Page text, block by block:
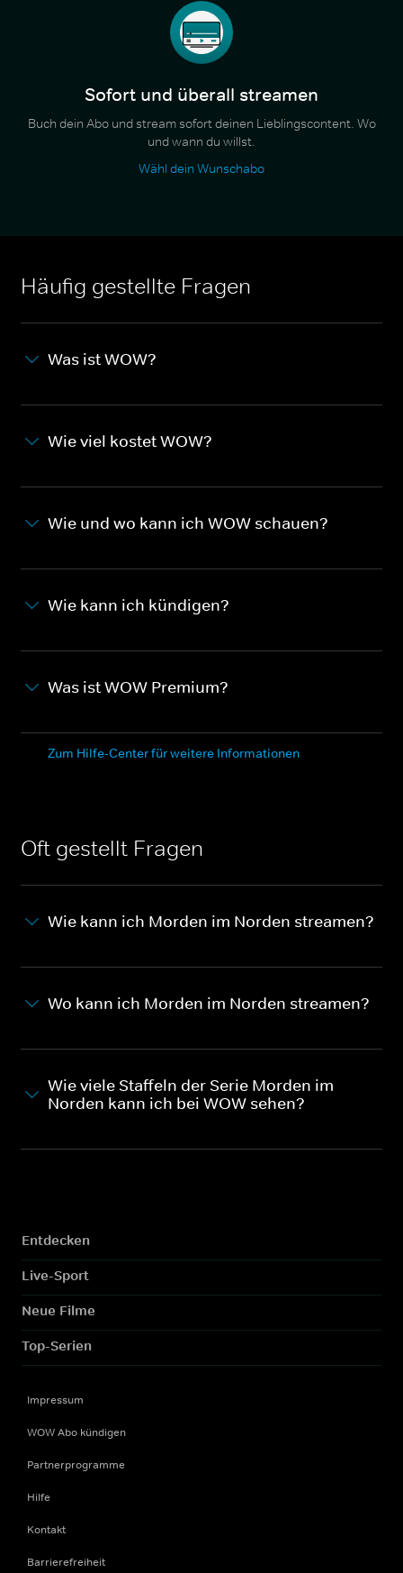
Sofort und überall streamen
Buch dein Abo und stream sofort deinen Lieblingscontent. Wo
und wann du willst.
Wähl dein Wunschabo
Häufig gestellte Fragen
Was ist WOW?
Wie viel kostet WOW?
Wie und wo kann ich WOW schauen?
Wie kann ich kündigen?
Was ist WOW Premium?
Zum Hilfe-Center für weitere Informationen
Oft gestellt Fragen
Wie kann ich Morden im Norden streamen?
Wo kann ich Morden im Norden streamen?
Wie viele Staffeln der Serie Morden im
Norden kann ich bei WOW sehen?
Entdecken
Live-Sport
Neue Filme
Top-Serien
Impressum
WOW Abo kündigen
Partnerprogramme
Hilfe
Kontakt
Barrierefreiheit